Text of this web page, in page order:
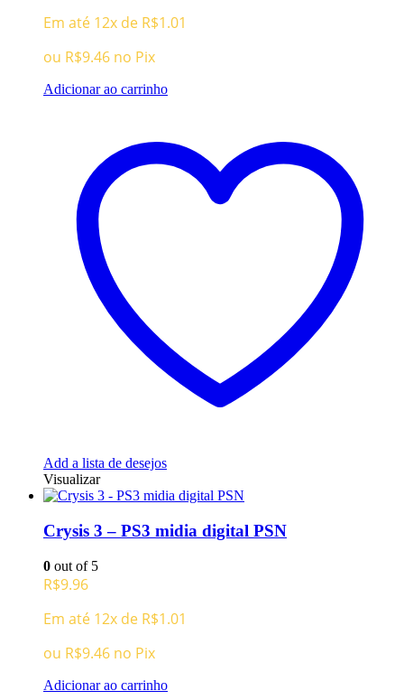
Em até 12x de R$1.01
ou R$9.46 no Pix
Adicionar ao carrinho
Add a lista de desejos
Visualizar
Crysis 3 – PS3 midia digital PSN
0 out of 5
R$9.96
Em até 12x de R$1.01
ou R$9.46 no Pix
Adicionar ao carrinho